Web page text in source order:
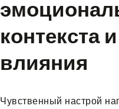
контекста
влияния
Чувственный настрой